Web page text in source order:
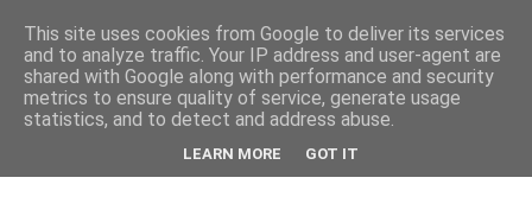
This site uses cookies from Google to deliver its services
and to analyze traffic. Your IP address and user-agent are
shared with Google along with performance and security
metrics to ensure quality of service, generate usage
statistics, and to detect and address abuse.
LEARN MORE GOT IT